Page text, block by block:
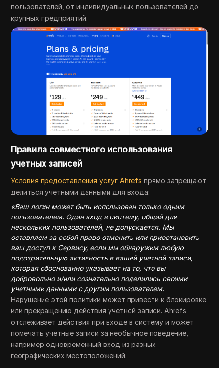
пользователей, от индивидуальных пользователей до
крупных предприятий.
Правила совместного использования
учетных записей
Условия предоставления услуг Ahrefsпрямо запрещают
делиться учетными данными для входа:
«Ваш логин может быть использован только одним
пользователем. Один вход в систему, общий для
нескольких пользователей, не допускается. Мы
оставляем за собой право отменить или приостановить
ваш доступ к Сервису, если мы обнаружим любую
подозрительную активность в вашей учетной записи,
которая обоснованно указывает на то, что вы
добровольно и/или сознательно поделились своими
учетными данными с другим пользователем.
Нарушение этой политики может привести к блокировке
или прекращению действия учетной записи. Ahrefs
отслеживает действия при входе в систему и может
помечать учетные записи за необычное поведение,
например одновременный вход из разных
географических местоположений.